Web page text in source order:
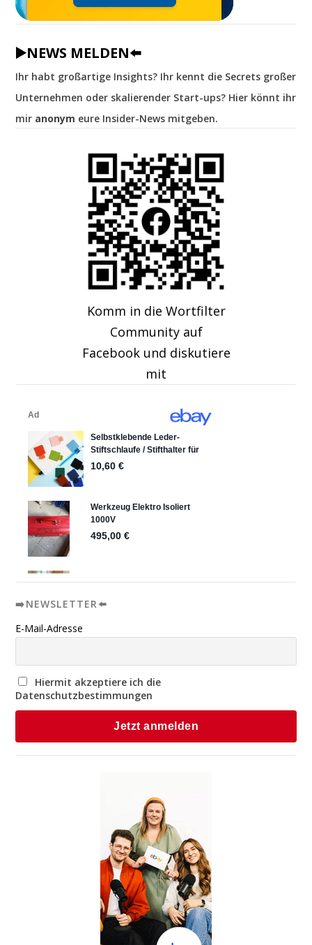
▶️NEWS MELDEN⬅️
Ihr habt großartige Insights? Ihr kennt die Secrets großer
Unternehmen oder skalierender Start-ups? Hier könnt ihr
mir anonym eure Insider-News mitgeben.
Komm in die Wortfilter
Community auf
Facebook und diskutiere
mit
➡️NEWSLETTER⬅️
E-Mail-Adresse
Hiermit akzeptiere ich die
Datenschutzbestimmungen